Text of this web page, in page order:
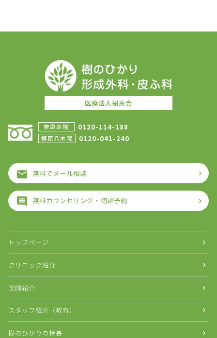
医療法人樹恵会
奈良本院 0120-114-188
橿原八木院 0120-041-240
無料でメール相談
無料カウンセリング・初診予約
トップページ
クリニック紹介
医師紹介
スタッフ紹介（教育）
樹のひかりの特長